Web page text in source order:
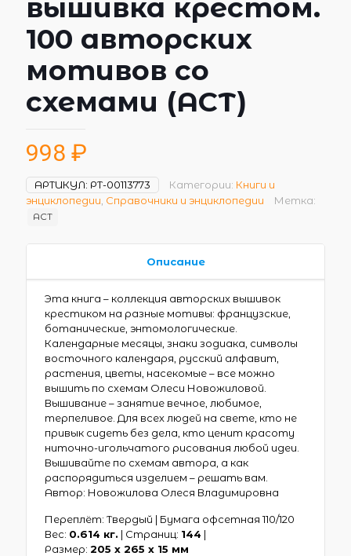
вышивка крестом.
100 авторских
мотивов со
схемами (АСТ)
998 ₽
АРТИКУЛ: РТ-00113773 Категории: Книги и
энциклопедии Справочники и энциклопедии Метка:
АСТ
Описание
Эта книга – коллекция авторских вышивок
крестиком на разные мотивы: французские,
ботанические, энтомологические.
Календарные месяцы, знаки зодиака, символы
восточного календаря, русский алфавит,
растения, цветы, насекомые – все можно
вышить по схемам Олеси Новожиловой.
Вышивание – занятие вечное, любимое,
терпеливое. Для всех людей на свете, кто не
привык сидеть без дела, кто ценит красоту
ниточно-игольчатого рисования любой идеи.
Вышивайте по схемам автора, а как
распорядиться изделием – решать вам.
Автор: Новожилова Олеся Владимировна
Переплёт: Твердый | Бумага офсетная 110/120
Вес: 0.614 кг. | Страниц: 144 |
Размер:205 х 265 x 15 мм